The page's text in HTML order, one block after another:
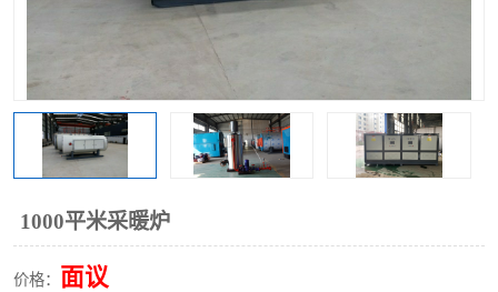
1000平米采暖炉
价格： 面议